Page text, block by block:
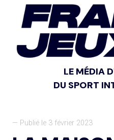
LE MÉDIA
DU SPORT
— Publié le 3 février 2023